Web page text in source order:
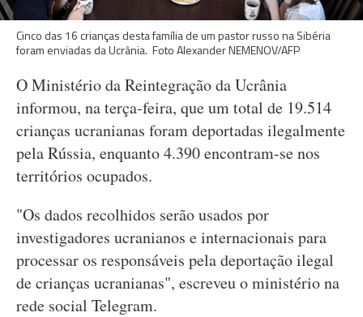
Cinco das 16 crianças desta família de um pastor russo na Sibéria
foram enviadas da Ucrânia. Foto Alexander NEMENOV/AFP
O Ministério da Reintegração da Ucrânia
informou, na terça-feira, que um total de 19.514
crianças ucranianas foram deportadas ilegalmente
pela Rússia, enquanto 4.390 encontram-se nos
territórios ocupados.
"Os dados recolhidos serão usados por
investigadores ucranianos e internacionais para
processar os responsáveis pela deportação ilegal
de crianças ucranianas", escreveu o ministério na
rede social Telegram.